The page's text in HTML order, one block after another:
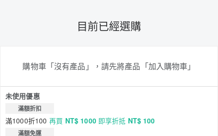
目前已經選購
購物車「沒有產品」，請先將產品「加入購物車」
未使用優惠
滿額折扣
滿1000折100 再買 NT$ 1000即享折抵 NT$ 100
滿額免運